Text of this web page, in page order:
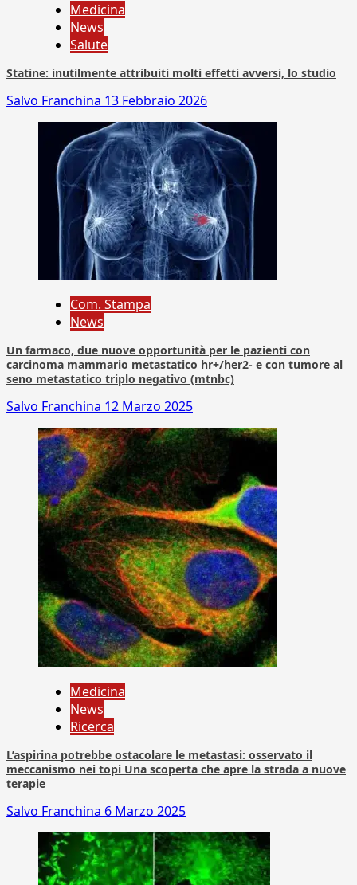
Medicina
News
Salute
Statine: inutilmente attribuiti molti effetti avversi, lo studio
Salvo Franchina 13 Febbraio 2026
Com. Stampa
News
Un farmaco, due nuove opportunità per le pazienti con
carcinoma mammario metastatico hr+/her2- e con tumore al
seno metastatico triplo negativo (mtnbc)
Salvo Franchina 12 Marzo 2025
Medicina
News
Ricerca
L’aspirina potrebbe ostacolare le metastasi: osservato il
meccanismo nei topi Una scoperta che apre la strada a nuove
terapie
Salvo Franchina 6 Marzo 2025